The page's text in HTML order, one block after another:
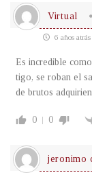
Virtual
6 años atrás
Es incredible
tigo, se roban el
de brutos
0 0
jeronimo